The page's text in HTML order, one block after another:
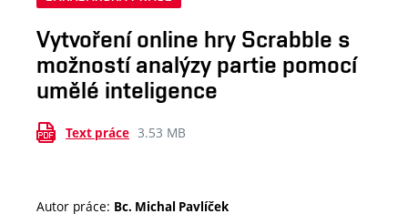
Vytvoření online hry Scrabble s
možností analýzy partie pomocí
umělé inteligence
Text práce 3.53 MB
Autor práce: Bc. Michal Pavlíček